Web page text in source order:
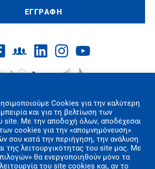
ΕΓΓΡΑΦΗ
Πολιτική Απορρήτου
Επικοινωνία
Cookies για την καλύτερη
και για τη βελτίωση των
site. Με την αποδοχή όλων, αποδέχεσαι
cookies για την «απομνημόνευση»
σου κατά την περιήγηση, την ανάλυση
της λειτουργικότητας του site μας. Με
θα ενεργοποιηθούν μόνο τα
του site cookies και, αν το